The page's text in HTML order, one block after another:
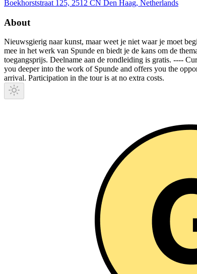
Boekhorststraat 125, 2512 CN Den Haag, Netherlands
About
Nieuwsgierig naar kunst, maar weet je niet waar je moet
mee in het werk van Spunde en biedt je de kans om de
toegangsprijs. Deelname aan de rondleiding is gratis. ----
you deeper into the work of Spunde and offers you the
arrival. Participation in the tour is at no extra costs.